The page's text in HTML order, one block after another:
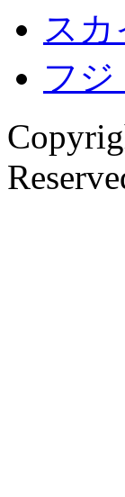
スカ
フ